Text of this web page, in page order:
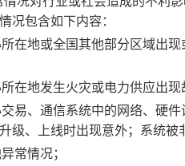
况包含如下内容：
在地或全国其他部分区域出
在地发生火灾或电力供应出
易、通信系统中的网络、硬
级、上线时出现意外；系统
常情况；